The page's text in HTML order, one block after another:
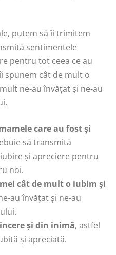
putem să îi trimitem
sentimentele
pentru tot ceea ce au
spunem cât de mult o
ne-au învățat și ne-au
care au fost și
să transmită
și apreciere pentru
noi.
cât de mult o iubim și
au învățat și ne-au
și din inimă, astfel
și apreciată.